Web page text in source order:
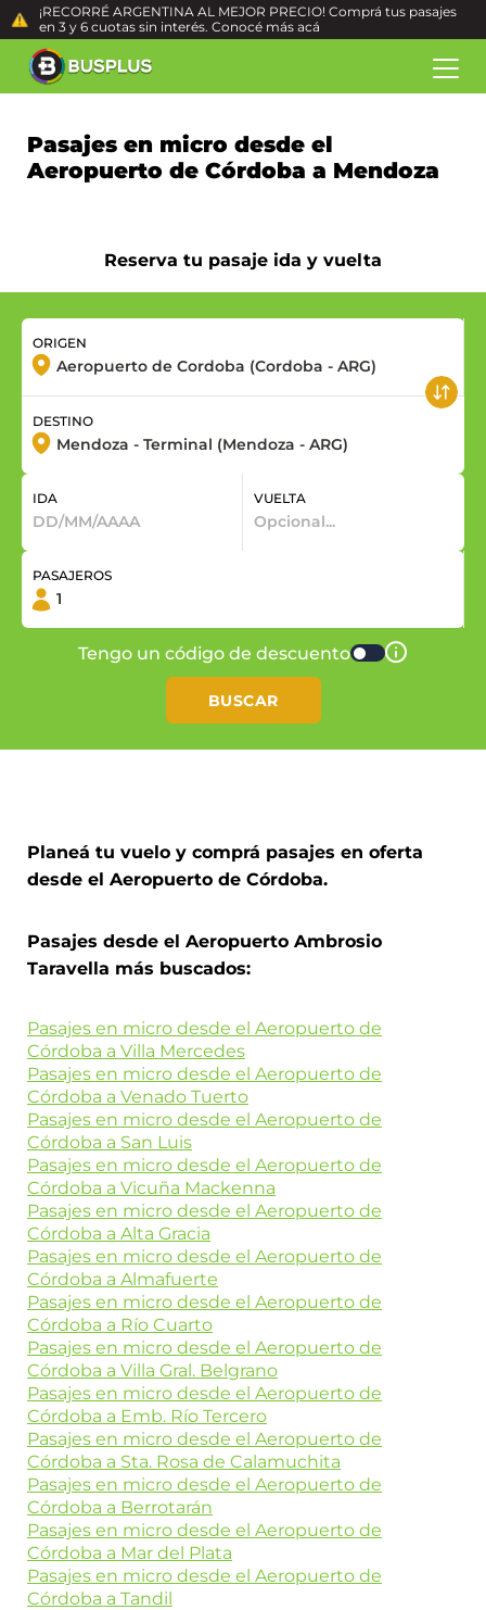
¡RECORRÉ ARGENTINA AL MEJOR PRECIO! Comprá tus pasajes
en 3 y 6 cuotas sin interés. Conocé más acá
Pasajes en micro desde el
Aeropuerto de Córdoba a Mendoza
Reserva tu pasaje ida y vuelta
ORIGEN
DESTINO
IDA VUELTA
PASAJEROS
BUSCAR
Tengo un código de descuento
Planeá tu vuelo y comprá pasajes en oferta
desde el Aeropuerto de Córdoba.
Pasajes desde el Aeropuerto Ambrosio
Taravella más buscados:
Pasajes en micro desde el Aeropuerto de
Córdoba a Villa Mercedes
Pasajes en micro desde el Aeropuerto de
Córdoba a Venado Tuerto
Pasajes en micro desde el Aeropuerto de
Córdoba a San Luis
Pasajes en micro desde el Aeropuerto de
Córdoba a Vicuña Mackenna
Pasajes en micro desde el Aeropuerto de
Córdoba a Alta Gracia
Pasajes en micro desde el Aeropuerto de
Córdoba a Almafuerte
Pasajes en micro desde el Aeropuerto de
Córdoba a Río Cuarto
Pasajes en micro desde el Aeropuerto de
Córdoba a Villa Gral. Belgrano
Pasajes en micro desde el Aeropuerto de
Córdoba a Emb. Río Tercero
Pasajes en micro desde el Aeropuerto de
Córdoba a Sta. Rosa de Calamuchita
Pasajes en micro desde el Aeropuerto de
Córdoba a Berrotarán
Pasajes en micro desde el Aeropuerto de
Córdoba a Mar del Plata
Pasajes en micro desde el Aeropuerto de
Córdoba a Tandil